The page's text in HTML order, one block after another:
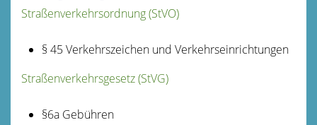
Straßenverkehrsordnung (StVO)
§ 45 Verkehrszeichen und Verkehrseinrichtungen
Straßenverkehrsgesetz (StVG)
§6a Gebühren